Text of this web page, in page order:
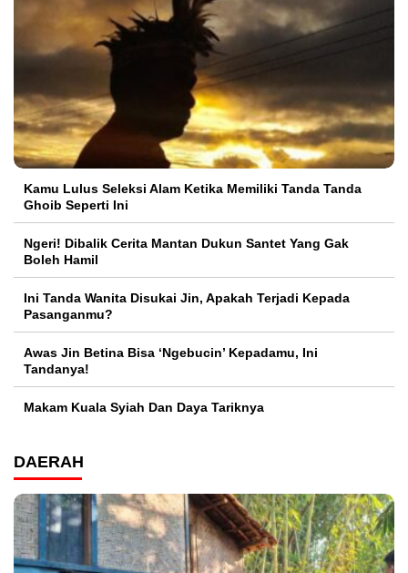
Kamu Lulus Seleksi Alam Ketika Memiliki Tanda Tanda
Ghoib Seperti Ini
Ngeri! Dibalik Cerita Mantan Dukun Santet Yang Gak
Boleh Hamil
Ini Tanda Wanita Disukai Jin, Apakah Terjadi Kepada
Pasanganmu?
Awas Jin Betina Bisa ‘Ngebucin’ Kepadamu, Ini
Tandanya!
Makam Kuala Syiah Dan Daya Tariknya
DAERAH